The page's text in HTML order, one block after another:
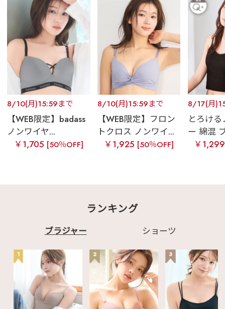
8/10(月)15:59まで
【WEB限定】badass
ノンワイヤ...
￥1,705 [50％OFF]
8/10(月)15:59まで
【WEB限定】フロン
トクロス ノンワイ...
￥1,925 [50％OFF]
8/17(月
とろけ
ー 綿混
￥
ランキング
ブラジャー ショーツ
1 2 3